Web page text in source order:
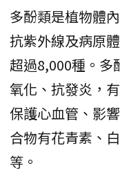
多酚類是植物體
抗紫外線及病原
超過8,000種。多
氧化、抗發炎，
保護心血管、影
合物有花青素、
等。